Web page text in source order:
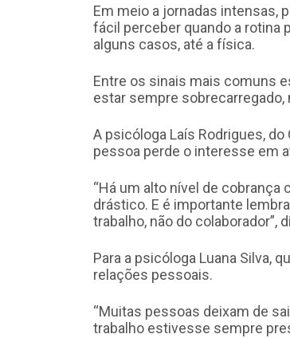
Em meio a jornadas intensas,
fácil perceber quando a rotina
alguns casos, até a física.
Entre os sinais mais comuns
estar sempre
A psicóloga Laís Rodrigues,
pessoa perde o interesse em
“Há um alto nível de
drástico. E é importante
trabalho, não do colaborador”,
Para a psicóloga Luana Silva,
relações pessoais.
“Muitas pessoas deixam de
trabalho estivesse sempre